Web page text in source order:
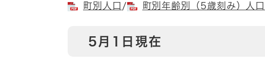
町別人口 / 町別年齢別（5歳刻み）人口
5月1日現在